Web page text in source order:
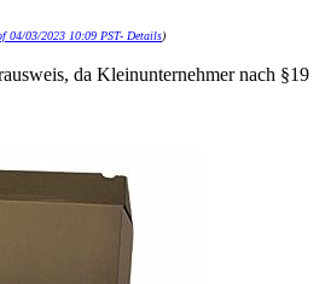
04/03/2023 10:09 PST- Details)
da Kleinunternehmer nach §19